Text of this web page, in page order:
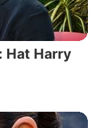
Hat Harry